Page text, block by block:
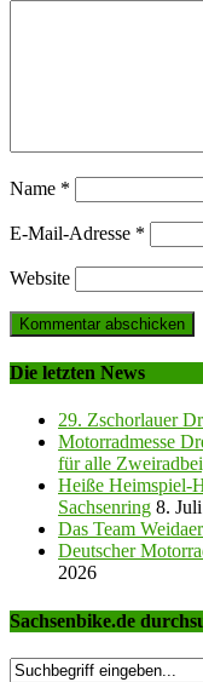
Name *
E-Mail-Adresse *
Website
Die letzten News
29. Zschorlauer
Motorradmesse
für alle
Heiße Heimspiel-
Sachsenring 8.
Das Team
Deutscher
2026
Sachsenbike.de